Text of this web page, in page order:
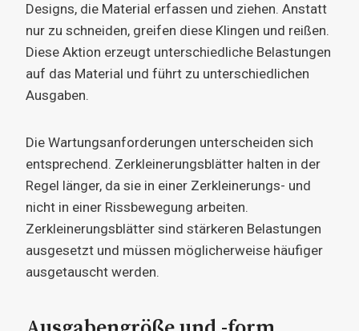
Designs, die Material erfassen und ziehen. Anstatt
nur zu schneiden, greifen diese Klingen und reißen.
Diese Aktion erzeugt unterschiedliche Belastungen
auf das Material und führt zu unterschiedlichen
Ausgaben.
Die Wartungsanforderungen unterscheiden sich
entsprechend. Zerkleinerungsblätter halten in der
Regel länger, da sie in einer Zerkleinerungs- und
nicht in einer Rissbewegung arbeiten.
Zerkleinerungsblätter sind stärkeren Belastungen
ausgesetzt und müssen möglicherweise häufiger
ausgetauscht werden.